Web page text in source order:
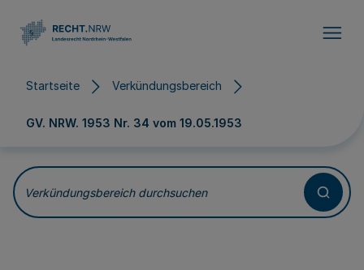
Startseite Verkündungsbereich
GV. NRW. 1953 Nr. 34 vom 19.05.1953
Verkündungsbereich durchsuchen